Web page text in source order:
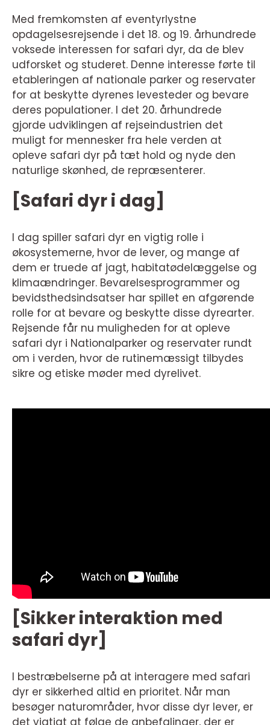
Med fremkomsten af eventyrlystne
opdagelsesrejsende i det 18. og 19. århundrede
voksede interessen for safari dyr, da de blev
udforsket og studeret. Denne interesse førte til
etableringen af nationale parker og reservater
for at beskytte dyrenes levesteder og bevare
deres populationer. I det 20. århundrede
gjorde udviklingen af rejseindustrien det
muligt for mennesker fra hele verden at
opleve safari dyr på tæt hold og nyde den
naturlige skønhed, de repræsenterer.
[Safari dyr i dag]
I dag spiller safari dyr en vigtig rolle i
økosystemerne, hvor de lever, og mange af
dem er truede af jagt, habitatødelæggelse og
klimaændringer. Bevarelsesprogrammer og
bevidsthedsindsatser har spillet en afgørende
rolle for at bevare og beskytte disse dyrearter.
Rejsende får nu muligheden for at opleve
safari dyr i Nationalparker og reservater rundt
om i verden, hvor de rutinemæssigt tilbydes
sikre og etiske møder med dyrelivet.
[Sikker interaktion med
safari dyr]
I bestræbelserne på at interagere med safari
dyr er sikkerhed altid en prioritet. Når man
besøger naturområder, hvor disse dyr lever, er
det vigtigt at følge de anbefalinger, der er